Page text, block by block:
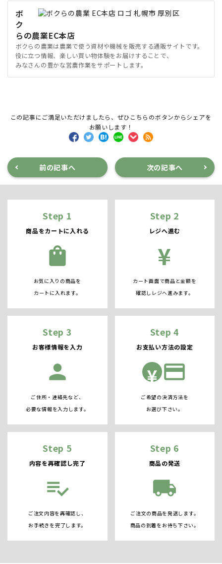
ボ
ク
らの農業EC本店
ボクらの農業は農業で使う資材や機械を販売する通販サイトです。
役に立つ情報、楽しい買い物体験をお届けすることで、
みなさんの豊かな営農作業をサポートします。
この記事にご満足いただけましたら、ぜひこちらのボタンからシェアを
お願いします！
前の記事へ 次の記事へ
Step 1
商品をカートに入れる
shopping_bag
お気に入りの商品を
カートに入れます。
Step 2
レジへ進む
¥
カート画面で商品と金額を
確認しレジへ進みます。
Step 3
お客様情報を入力
person
ご住所・連絡先など、
必要な情報を入力します。
Step 4
お支払い方法の設定
¥ credit_card
ご希望の決済方法を
お選び下さい。
Step 5
内容を再確認し完了
playlist_add_check
ご注文内容を再確認し、
お手続きを完了します。
Step 6
商品の発送
local_shipping
ご注文の商品を発送します。
商品の到着をお待ち下さい。